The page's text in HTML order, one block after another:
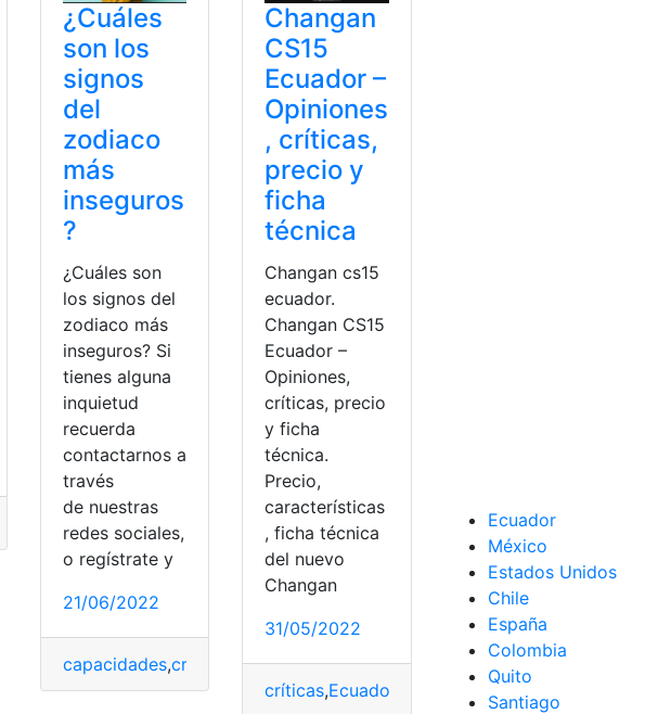
opiniones,Precio
Ficha Tecnica opiniones Soueast DX7 Top 2
¿Cuáles
son los
signos
del
zodiaco
más
inseguros
?
¿Cuáles son
los signos del
zodiaco más
inseguros? Si
tienes alguna
inquietud
recuerda
contactarnos a
través
de nuestras
redes sociales,
o regístrate y
21/06/2022
capacidades,críticas Inseguros,Signo,zodiaco
Changan
CS15
Ecuador –
Opiniones
, críticas,
precio y
ficha
técnica
Changan cs15
ecuador.
Changan CS15
Ecuador –
Opiniones,
críticas, precio
y ficha
técnica.
Precio,
características
, ficha técnica
del nuevo
Changan
31/05/2022
críticas,Ecuador ficha técnica,opiniones
Ecuador
México
Estados Unidos
Chile
España
Colombia
Quito
Santiago